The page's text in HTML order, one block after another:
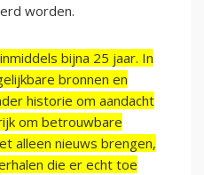
worden.
bijna 25 jaar. In
bronnen en
historie om aandacht
om betrouwbare
alleen nieuws brengen,
die er echt toe